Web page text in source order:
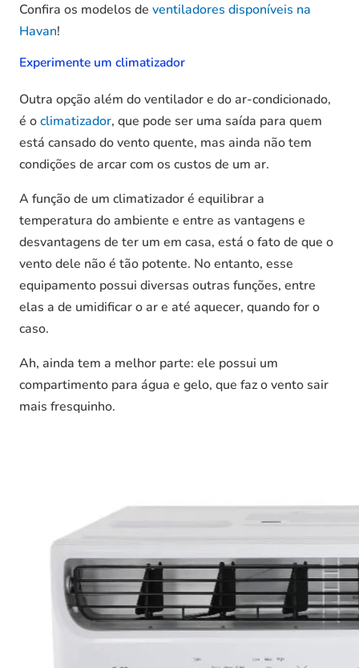
Confira os modelos de ventiladores disponíveis na
Havan!
Experimente um climatizador
Outra opção além do ventilador e do ar-condicionado,
é oclimatizador, que pode ser uma saída para quem
está cansado do vento quente, mas ainda não tem
condições de arcar com os custos de um ar.
A função de um climatizador é equilibrar a
temperatura do ambiente e entre as vantagens e
desvantagens de ter um em casa, está o fato de que o
vento dele não é tão potente. No entanto, esse
equipamento possui diversas outras funções, entre
elas a de umidificar o ar e até aquecer, quando for o
caso.
Ah, ainda tem a melhor parte: ele possui um
compartimento para água e gelo, que faz o vento sair
mais fresquinho.